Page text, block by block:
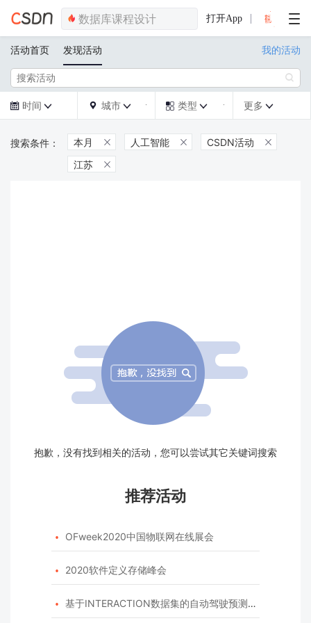
打开App
活动首页 发现活动 我的活动

 时间   城市   类型  更多 
本月  人工智能  CSDN活动 
江苏 
抱歉，没有找到相关的活动，您可以尝试其它关键词搜索
推荐活动
 OFweek2020中国物联网在线展会
 2020软件定义存储峰会
 基于INTERACTION数据集的自动驾驶预测模型挑战赛